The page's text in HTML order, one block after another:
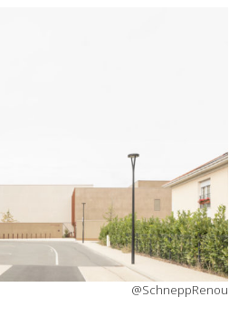
@SchneppRenou